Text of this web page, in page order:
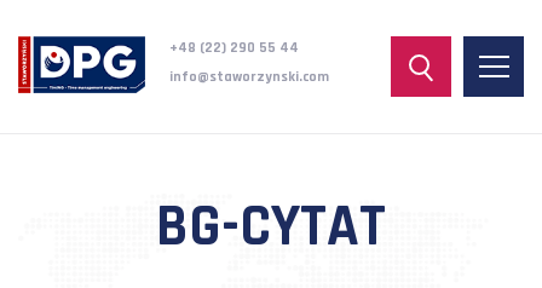
+48 (22) 290 55 44
info@staworzynski.com
BG-CYTAT